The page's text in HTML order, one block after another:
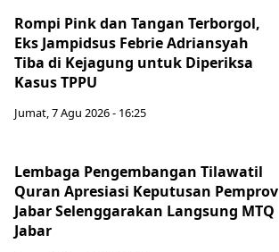
Rompi Pink dan Tangan Terborgol,
Eks Jampidsus Febrie Adriansyah
Tiba di Kejagung untuk Diperiksa
Kasus TPPU
Jumat, 7 Agu 2026 - 16:25
Lembaga Pengembangan Tilawatil
Quran Apresiasi Keputusan Pemprov
Jabar Selenggarakan Langsung MTQ
Jabar